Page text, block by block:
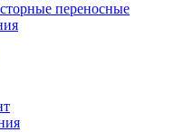
переносные